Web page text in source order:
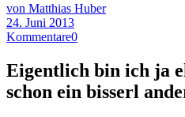
von Matthias Huber
24. Juni 2013
Kommentare0
Eigentlich bin ich ja
schon ein bisserl